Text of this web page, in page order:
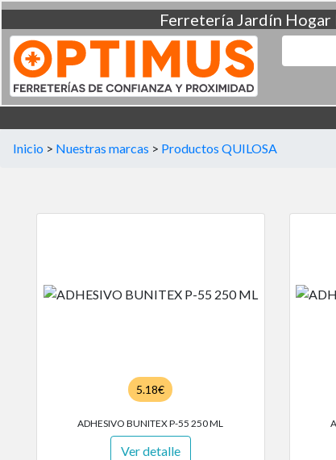
Ferretería Jardín Hogar
Inicio > Nuestras marcas > Productos QUILOSA
5.18€
ADHESIVO BUNITEX P-55 250 ML
Ver detalle